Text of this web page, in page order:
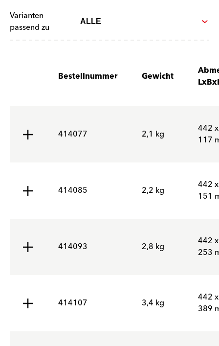
Varianten
passend zu
Bestellnummer Gewicht
414077 2,1 kg
442
117
414085 2,2 kg
442
151
414093 2,8 kg
442
253
414107 3,4 kg
442
389